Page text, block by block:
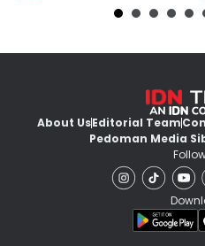
About UsEditorial Team
Pedoman Media